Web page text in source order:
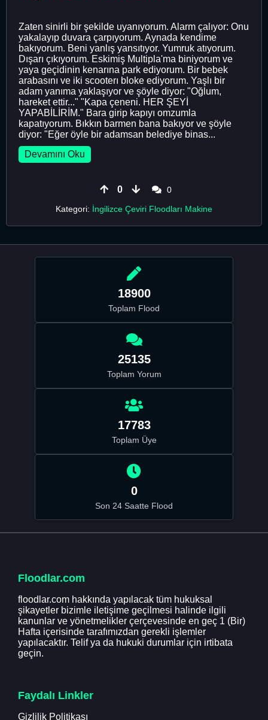
Zaten sinirli bir şekilde uyanıyorum. Alarm çalıyor: Onu
yakalayıp duvara çarpıyorum. Aynada kendime
bakıyorum. Beni yanlış yansıtıyor. Yumruk atıyorum.
Dışarı çıkıyorum. Eskimiş Multipla'ma biniyorum ve
yaya geçidinin kenarına park ediyorum. Bir bebek
arabasını ve iki scooterı bloke ediyorum. Yaşlı bir
adam yanıma yaklaşıyor ve şöyle diyor: "Oğlum,
hareket ettir..." "Kapa çeneni. HER ŞEYİ
YAPABİLİRİM." Bara girip kapıyı omzumla
kapatıyorum. Bıkkın barmen bana bakıyor ve şöyle
diyor: "Eğer öyle bir adamsan belediye binas...
Devamını Oku
0
0
Kategori: İngilizce Çeviri Floodları Makine
18900
Toplam Flood
25135
Toplam Yorum
17783
Toplam Üye
0
Son 24 Saatte Flood
Floodlar.com
floodlar.com hakkında yapılacak tüm hukuksal
şikayetler bizimle iletişime geçilmesi halinde ilgili
kanunlar ve yönetmelikler çerçevesinde en geç 1 (Bir)
Hafta içerisinde tarafımızdan gerekli işlemler
yapılacaktır. Telif ya da hukuki durumlar için irtibata
geçin.
Faydalı Linkler
Gizlilik Politikası